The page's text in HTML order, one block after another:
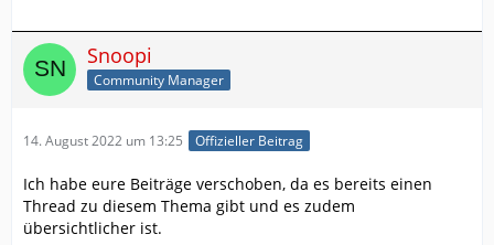
Snoopi
Community Manager
14. August 2022 um 13:25 Offizieller Beitrag
Ich habe eure Beiträge verschoben, da es bereits einen
Thread zu diesem Thema gibt und es zudem
übersichtlicher ist.